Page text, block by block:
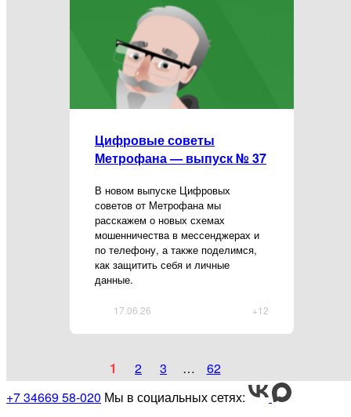
Цифровые советы
Метрофана — выпуск № 37
В новом выпуске Цифровых
советов от Метрофана мы
расскажем о новых схемах
мошенничества в мессенджерах и
по телефону, а также поделимся,
как защитить себя и личные
данные.
+12
17.06.26
1 2 3 …
62
+7 34669 58-020 Мы в социальных сетях: